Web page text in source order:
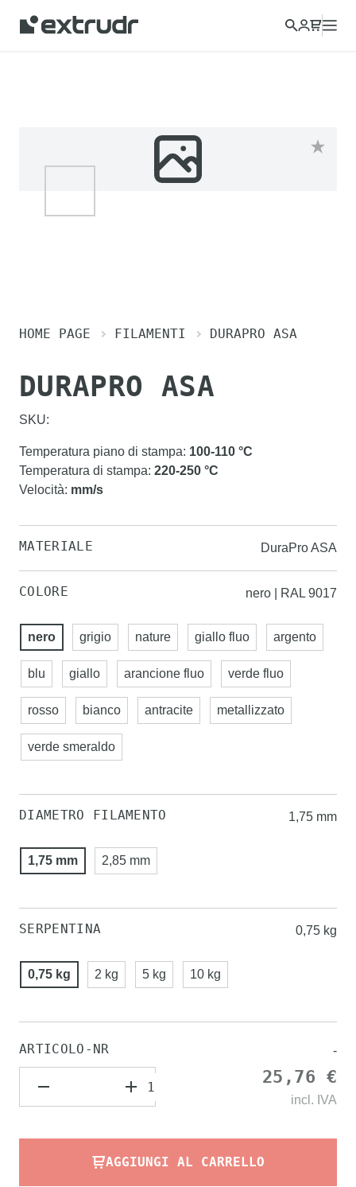
HOME PAGE FILAMENTI DURAPRO ASA
DURAPRO ASA
SKU:
Temperatura piano di stampa: 100-110 °C
Temperatura di stampa: 220-250 °C
Velocità: mm/s
MATERIALE DuraPro ASA
COLORE nero | RAL 9017
nero grigio nature giallo fluo argento
blu giallo arancione fluo verde fluo
rosso bianco antracite metallizzato
verde smeraldo
DIAMETRO FILAMENTO 1,75 mm
1,75 mm 2,85 mm
SERPENTINA 0,75 kg
0,75 kg 2 kg 5 kg 10 kg
ARTICOLO-NR -
25,76 €
incl. IVA
AGGIUNGI AL CARRELLO